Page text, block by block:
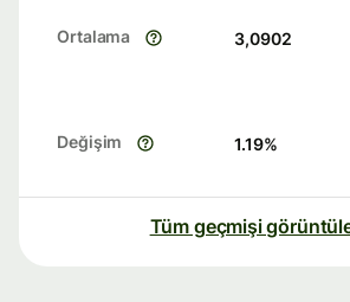
Ortalama 3,0902
Değişim 1.19%
Tüm geçmişi